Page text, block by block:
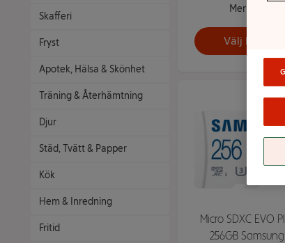
Skafferi
Fryst
Apotek, Hälsa & Skönhet
Träning & Återhämtning
Djur
Städ, Tvätt & Papper
Kök
Hem & Inredning
Fritid
Mer info
Välj butik
Micro SDXC EVO
256GB Samsung